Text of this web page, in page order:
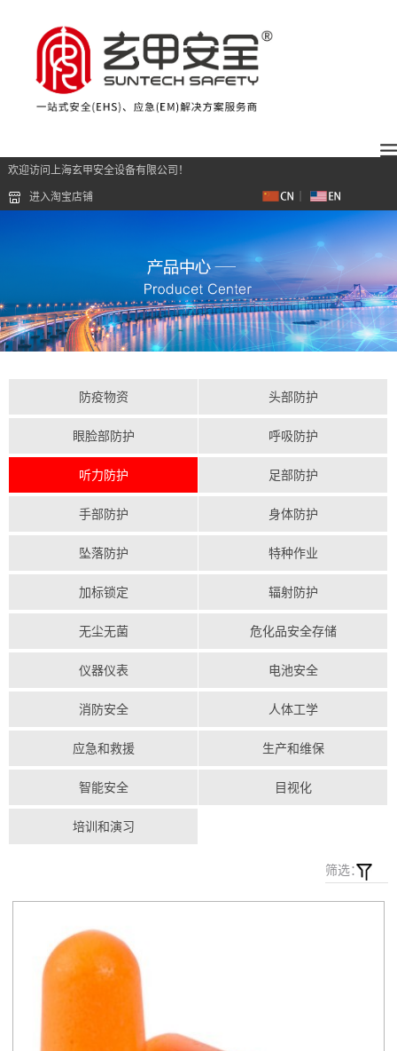
欢迎访问上海玄甲安全设备有限公司！
进入淘宝店铺
防疫物资 头部防护
眼脸部防护 呼吸防护
听力防护 足部防护
手部防护 身体防护
坠落防护 特种作业
加标锁定 辐射防护
无尘无菌 危化品安全存储
仪器仪表 电池安全
消防安全 人体工学
应急和救援 生产和维保
智能安全 目视化
培训和演习
筛选：